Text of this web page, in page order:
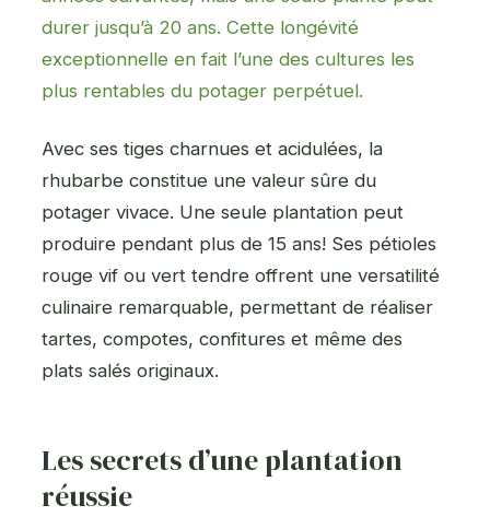
durer jusqu’à 20 ans. Cette longévité
exceptionnelle en fait l’une des cultures les
plus rentables du potager perpétuel.
Avec ses tiges charnues et acidulées, la
rhubarbe constitue une valeur sûre du
potager vivace. Une seule plantation peut
produire pendant plus de 15 ans! Ses pétioles
rouge vif ou vert tendre offrent une versatilité
culinaire remarquable, permettant de réaliser
tartes, compotes, confitures et même des
plats salés originaux.
Les secrets d’une plantation
réussie